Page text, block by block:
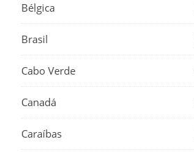
Bélgica
Brasil
Cabo Verde
Canadá
Caraíbas